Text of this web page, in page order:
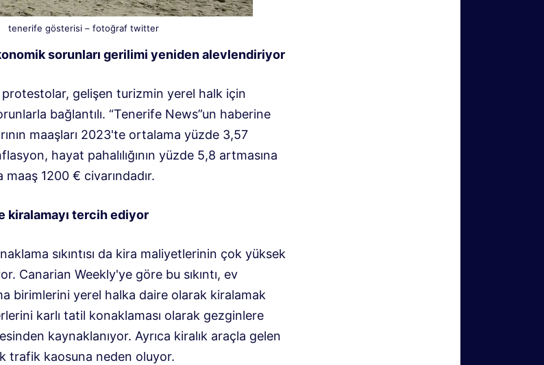
tenerife gösterisi – fotoğraf twitter
sorunları gerilimi yeniden alevlendiriyor
gelişen turizmin yerel halk için
bağlantılı. “Tenerife News”un haberine
maaşları 2023'te ortalama yüzde 3,57
hayat pahalılığının yüzde 5,8 artmasına
1200 € civarındadır.
kiralamayı tercih ediyor
sıkıntısı da kira maliyetlerinin çok yüksek
Canarian Weekly'ye göre bu sıkıntı, ev
birimlerini yerel halka daire olarak kiralamak
karlı tatil konaklaması olarak gezginlere
kaynaklanıyor. Ayrıca kiralık araçla gelen
trafik kaosuna neden oluyor.